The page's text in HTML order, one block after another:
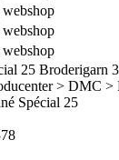
25 Broderigarn
> DMC
Spécial 25